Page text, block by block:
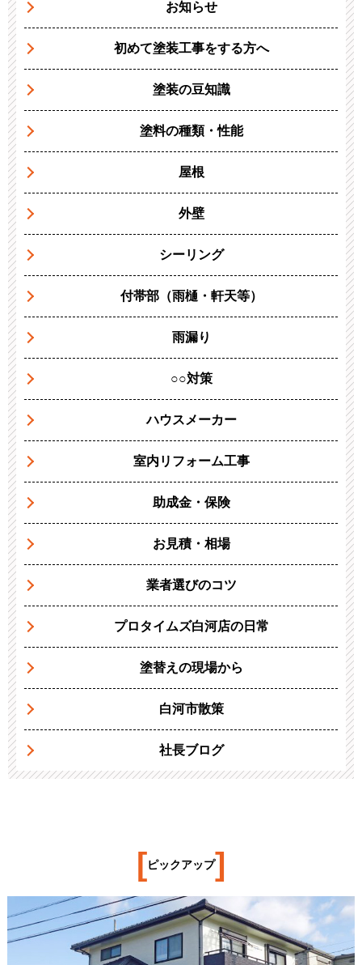
お知らせ
初めて塗装工事をする方へ
塗装の豆知識
塗料の種類・性能
屋根
外壁
シーリング
付帯部（雨樋・軒天等）
雨漏り
○○対策
ハウスメーカー
室内リフォーム工事
助成金・保険
お見積・相場
業者選びのコツ
プロタイムズ白河店の日常
塗替えの現場から
白河市散策
社長ブログ
[ピックアップ]